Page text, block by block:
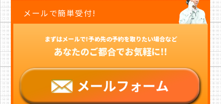
メールで簡単受付!
まずはメールで!予め先の予約を取りたい場合など
あなたのご都合でお気軽に!!